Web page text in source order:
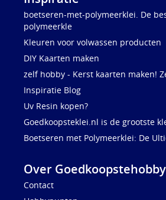
boetseren-met-polymeerklei. De
polymeerkle
Kleuren voor volwassen producten
DIY Kaarten maken
zelf hobby - Kerst kaarten maken!
Inspiratie Blog
Uv Resin kopen?
Goedkoopsteklei.nl is de grootste
Boetseren met Polymeerklei: De
Over
Contact